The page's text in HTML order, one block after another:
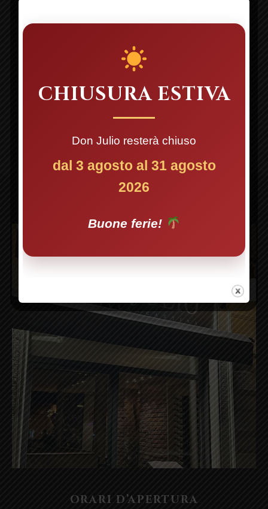
ORARI D’APERTURA
CHIUSURA ESTIVA
Don Julio resterà chiuso
dal 3 agosto al 31 agosto
2026
Buone ferie!